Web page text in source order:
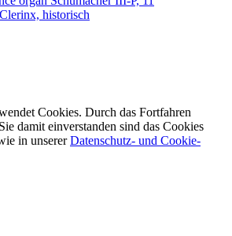
historisch
Cookies. Durch das Fortfahren
damit einverstanden sind das Cookies
in unsererDatenschutz- und Cookie-